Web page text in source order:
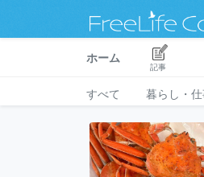
ホーム
記事
すべて 暮らし・